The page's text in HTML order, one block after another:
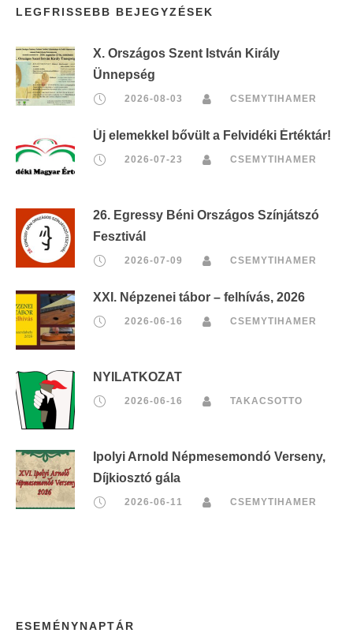
LEGFRISSEBB BEJEGYZÉSEK
X. Országos Szent István Király
Ünnepség
2026-08-03 CSEMYTIHAMER
Új elemekkel bővült a Felvidéki Értéktár!
2026-07-23 CSEMYTIHAMER
26. Egressy Béni Országos Színjátszó
Fesztivál
2026-07-09 CSEMYTIHAMER
XXI. Népzenei tábor – felhívás, 2026
2026-06-16 CSEMYTIHAMER
NYILATKOZAT
2026-06-16 TAKACSOTTO
Ipolyi Arnold Népmesemondó Verseny,
Díjkiosztó gála
2026-06-11 CSEMYTIHAMER
ESEMÉNYNAPTÁR